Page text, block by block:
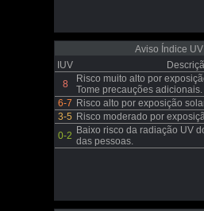
Aviso Índice
IUV
8
Risco muito alto por
Tome precauções adicionais.
6-7 Risco alto por exposição
3-5 Risco moderado por
0-2 Baixo risco da radiação UV
das pessoas.